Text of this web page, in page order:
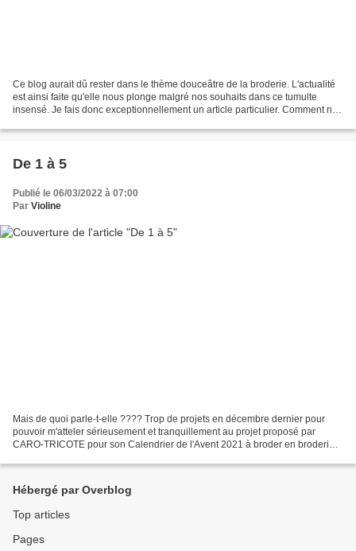
Ce blog aurait dû rester dans le thème douceâtre de la broderie. L'actualité
est ainsi faite qu'elle nous plonge malgré nos souhaits dans ce tumulte
insensé. Je fais donc exceptionnellement un article particulier. Comment ne
De 1 à 5
Publié le 06/03/2022 à 07:00
Par Violine
Mais de quoi parle-t-elle ???? Trop de projets en décembre dernier pour
pouvoir m'atteler sérieusement et tranquillement au projet proposé par
CARO-TRICOTE pour son Calendrier de l'Avent 2021 à broder en broderie
Hébergé par Overblog
Top articles
Pages